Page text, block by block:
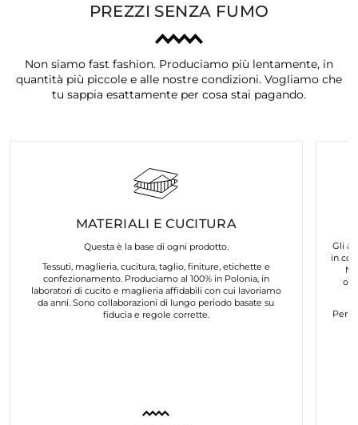
PREZZI SENZA FUMO
Non siamo fast fashion. Produciamo più lentamente, in
quantità più piccole e alle nostre condizioni. Vogliamo che
tu sappia esattamente per cosa stai pagando.
MATERIALI E CUCITURA
Questa è la base di ogni prodotto.
Tessuti, maglieria, cucitura, taglio, finiture, etichette e
confezionamento. Produciamo al 100% in Polonia, in
laboratori di cucito e maglieria affidabili con cui lavoriamo
da anni. Sono collaborazioni di lungo periodo basate su
fiducia e regole corrette.
Gli
in
Per